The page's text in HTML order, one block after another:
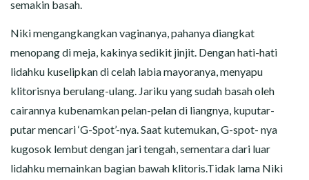
semakin basah.
Niki mengangkangkan vaginanya, pahanya diangkat
menopang di meja, kakinya sedikit jinjit. Dengan hati-hati
lidahku kuselipkan di celah labia mayoranya, menyapu
klitorisnya berulang-ulang. Jariku yang sudah basah oleh
cairannya kubenamkan pelan-pelan di liangnya, kuputar-
putar mencari ‘G-Spot’-nya. Saat kutemukan, G-spot- nya
kugosok lembut dengan jari tengah, sementara dari luar
lidahku memainkan bagian bawah klitoris.Tidak lama Niki